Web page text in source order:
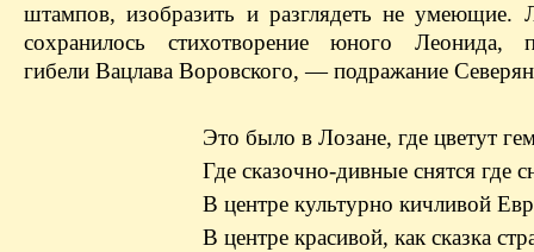
штампов, изобразить и разглядеть не
сохранилось стихотворение юного Леонида,
гибели Вацлава Воровского, — подражание
Это было в Лозане, где цветут
Где сказочно-дивные снятся где
В центре культурно кичливой
В центре красивой, как сказка